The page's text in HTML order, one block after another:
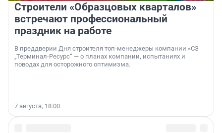
Строители «Образцовых кварталов»
встречают профессиональный
праздник на работе
В преддверии Дня строителя топ-менеджеры компании «СЗ
„Терминал-Ресурс“ — о планах компании, испытаниях и
поводах для осторожного оптимизма.
7 августа, 18:00